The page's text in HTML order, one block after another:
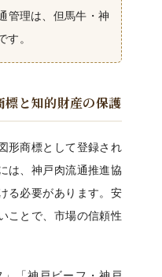
管理は、但馬牛・神
す。
と知的財産の保護
形商標として登録され
は、神戸肉流通推進協
る必要があります。安
ことで、市場の信頼性